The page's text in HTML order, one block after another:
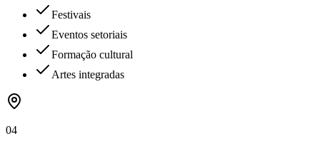
Festivais
Eventos setoriais
Formação cultural
Artes integradas
04